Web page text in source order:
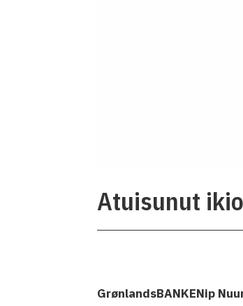
Atuisunut
GrønlandsBANKENip